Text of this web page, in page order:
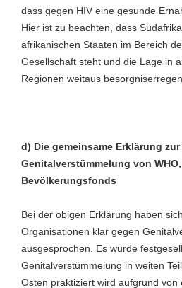
dass gegen HIV eine gesunde
Hier ist zu beachten, dass
afrikanischen Staaten im Bereich
Gesellschaft steht und die Lage in
Regionen weitaus
d) Die gemeinsame Erklärung
Genitalverstümmelung von WHO,
Bevölkerungsfonds
Bei der obigen Erklärung haben
Organisationen klar gegen
ausgesprochen. Es wurde
Genitalverstümmelung in weiten
Osten praktiziert wird aufgrund von